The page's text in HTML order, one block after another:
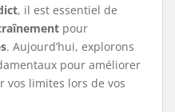
, il est essentiel de
pour
. Aujourd’hui, explorons
pour améliorer
vos limites lors de vos